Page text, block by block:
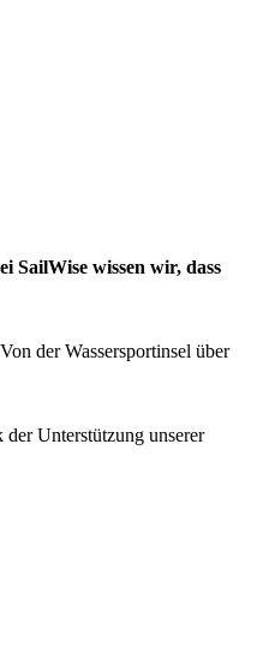
SailWise wissen wir, dass
der Wassersportinsel über
Unterstützung unserer